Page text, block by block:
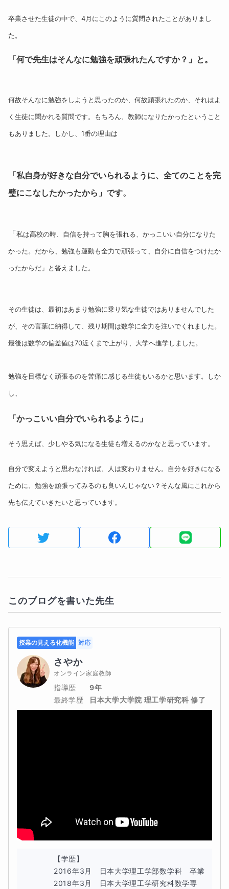
卒業させた生徒の中で、4月にこのように質問されたことがありまし
た。
「何で先生はそんなに勉強を頑張れたんですか？」と。
何故そんなに勉強をしようと思ったのか、何故頑張れたのか、それはよ
く生徒に聞かれる質問です。もちろん、教師になりたかったということ
もありました。しかし、1番の理由は
「私自身が好きな自分でいられるように、全てのことを完
璧にこなしたかったから」です。
「私は高校の時、自信を持って胸を張れる、かっこいい自分になりた
かった。だから、勉強も運動も全力で頑張って、自分に自信をつけたか
ったからだ」と答えました。
その生徒は、最初はあまり勉強に乗り気な生徒ではありませんでした
が、その言葉に納得して、残り期間は数学に全力を注いでくれました。
最後は数学の偏差値は70近くまで上がり、大学へ進学しました。
勉強を目標なく頑張るのを苦痛に感じる生徒もいるかと思います。しか
し、
「かっこいい自分でいられるように」
そう思えば、少しやる気になる生徒も増えるのかなと思っています。
自分で変えようと思わなければ、人は変わりません。自分を好きになる
ために、勉強を頑張ってみるのも良いんじゃない？そんな風にこれから
先も伝えていきたいと思っています。
このブログを書いた先生
授業の見える化機能 対応
さやか
オンライン家庭教師
指導歴
9年
最終学歴
日本大学大学院 理工学研究科 修了
【学歴】
2016年3月　日本大学理工学部数学科　卒業
2018年3月　日本大学理工学研究科数学専